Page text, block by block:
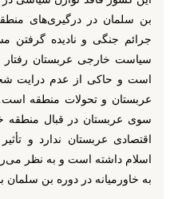
بن سلمان در درگیری‌های
جرائم جنگی و نادیده گرفتن
سیاست خارجی عربستان رفتار
است و حاکی از عدم درایت
عربستان و تحولات منطقه است.
سوی عربستان در قبال منطقه
اقتصادی عربستان ندارد و
اسلام داشته است و به نظر
به خاورمیانه در دوره بن